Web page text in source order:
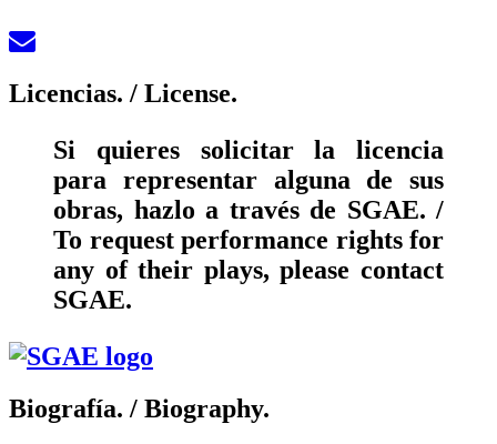
Licencias. / License.
Si quieres solicitar la licencia
para representar alguna de sus
obras, hazlo a través de SGAE. /
To request performance rights for
any of their plays, please contact
SGAE.
Biografía. / Biography.